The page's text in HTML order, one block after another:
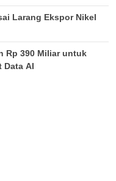
Larang Ekspor Nikel
Rp 390 Miliar untuk
Data AI